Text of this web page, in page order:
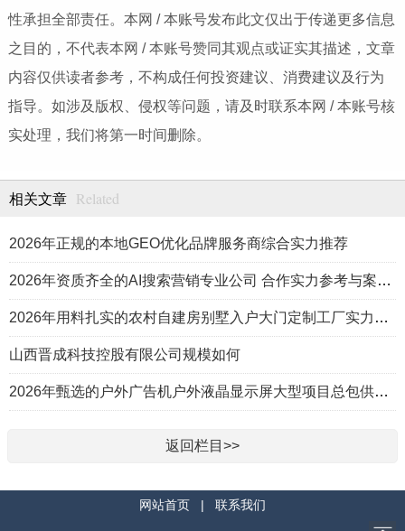
性承担全部责任。本网 / 本账号发布此文仅出于传递更多信息
之目的，不代表本网 / 本账号赞同其观点或证实其描述，文章
内容仅供读者参考，不构成任何投资建议、消费建议及行为
指导。如涉及版权、侵权等问题，请及时联系本网 / 本账号核
实处理，我们将第一时间删除。
相关文章 Related
2026年正规的本地GEO优化品牌服务商综合实力推荐
2026年资质齐全的AI搜索营销专业公司 合作实力参考与案例盘点
2026年用料扎实的农村自建房别墅入户大门定制工厂实力公司推荐
山西晋成科技控股有限公司规模如何
2026年甄选的户外广告机户外液晶显示屏大型项目总包供应商推荐
返回栏目>>
网站首页 | 联系我们